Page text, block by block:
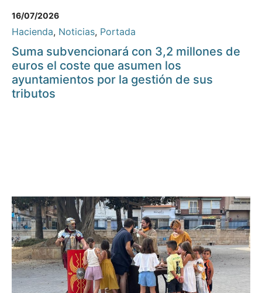
16/07/2026
Hacienda, Noticias, Portada
Suma subvencionará con 3,2 millones de
euros el coste que asumen los
ayuntamientos por la gestión de sus
tributos